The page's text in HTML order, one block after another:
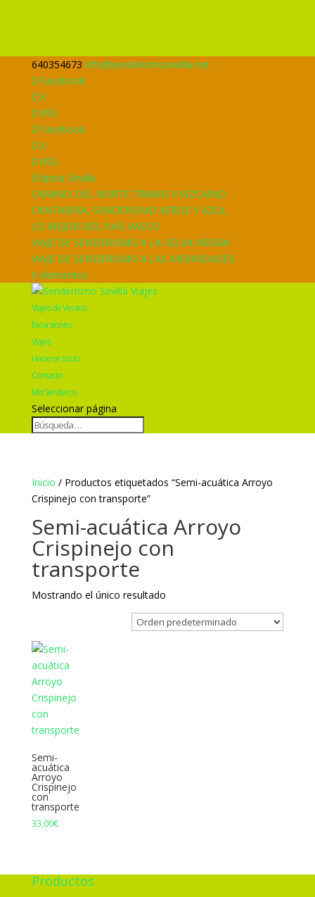
640354673 info@senderismosevilla.net
Facebook
X
RSS
Facebook
X
RSS
Eclipsia Sevilla
CAMINO DEL NORTE TRAMO II VIZCAINO
CANTABRIA, SENDERISMO VERDE Y AZUL
LO MEJOR DEL PAÍS VASCO
VIAJE DE SENDERISMO A LA SELVA NEGRA
VIAJE DE SENDERISMO A LAS MERINDADES
0 elementos
Viajes de Verano
Excursiones
Viajes
Hacerse socio
Contacto
Mis Senderos
Seleccionar página
Inicio / Productos etiquetados “Semi-acuática Arroyo
Crispinejo con transporte”
Semi-acuática Arroyo
Crispinejo con
transporte
Mostrando el único resultado
Semi-
acuática
Arroyo
Crispinejo
con
transporte
33,00€
Productos